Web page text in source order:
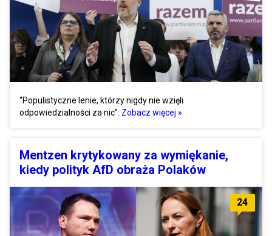
"Populistyczne lenie, którzy nigdy nie wzięli
odpowiedzialności za nic". Zobacz więcej »
Mentzen krytykowany za wymiękanie,
kiedy polityk AfD obraża Polaków
24